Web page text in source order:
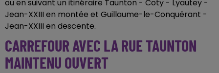
ou en suivant un itinéraire Taunton - Coty - Lyautey -
Jean-XXIII en montée et Guillaume-le-Conquérant -
Jean-XXIII en descente.
CARREFOUR AVEC LA RUE TAUNTON
MAINTENU OUVERT